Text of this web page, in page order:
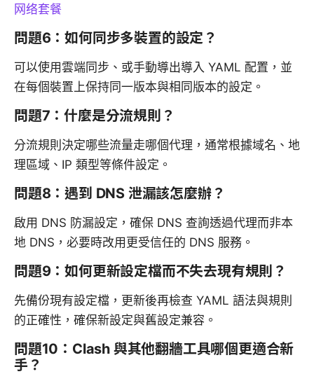
网络套餐
問題6：如何同步多裝置的設定？
可以使用雲端同步、或手動導出導入 YAML 配置，並
在每個裝置上保持同一版本與相同版本的設定。
問題7：什麼是分流規則？
分流規則決定哪些流量走哪個代理，通常根據域名、地
理區域、IP 類型等條件設定。
問題8：遇到 DNS 泄漏該怎麼辦？
啟用 DNS 防漏設定，確保 DNS 查詢透過代理而非本
地 DNS，必要時改用更受信任的 DNS 服務。
問題9：如何更新設定檔而不失去現有規則？
先備份現有設定檔，更新後再檢查 YAML 語法與規則
的正確性，確保新設定與舊設定兼容。
問題10：Clash 與其他翻牆工具哪個更適合新
手？